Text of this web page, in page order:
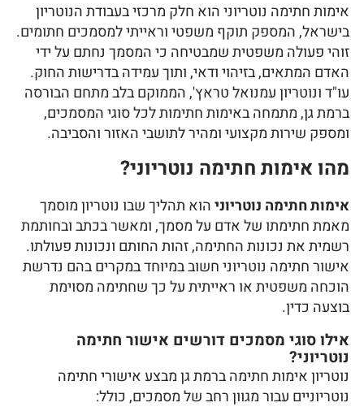
אימות חתימה נוטריוני הוא חלק מרכזי בעבודת הנוטריון
בישראל, המספק תוקף משפטי וראייתי למסמכים חתומים.
זוהי פעולה משפטית שמבטיחה כי המסמך נחתם על ידי
האדם המתאים, בזיהוי ודאי, ותוך עמידה בדרישות החוק.
עו"ד ונוטריון עמנואל טראץ', הממוקם בלב מתחם הבורסה
ברמת גן, מתמחה באימות חתימות לכל סוגי המסמכים,
ומספק שירות מקצועי ומהיר לתושבי האזור והסביבה.
מהו אימות חתימה נוטריוני?
אימות חתימה נוטריוניהוא תהליך שבו נוטריון מוסמך
מאמת חתימתו של אדם על מסמך, ומאשר בכתב ובחותמת
רשמית את נכונות החתימה, זהות החותם ונכונות פעולתו.
אישור חתימה נוטריוני חשוב במיוחד במקרים בהם נדרשת
הוכחה משפטית או ראייתית על כך שחתימה מסוימת
בוצעה כדין.
אילו סוגי מסמכים דורשים אישור חתימה
נוטריוני?
נוטריון אימות חתימה ברמת גן מבצע אישורי חתימה
נוטריוניים עבור מגוון רחב של מסמכים, כולל: